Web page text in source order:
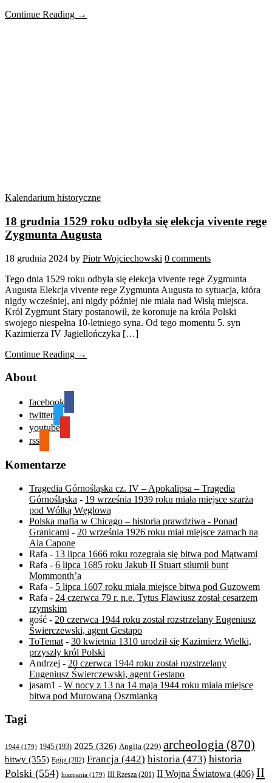
Continue Reading →
Kalendarium historyczne
18 grudnia 1529 roku odbyła się elekcja vivente rege
Zygmunta Augusta
18 grudnia 2024 by Piotr Wojciechowski 0 comments
Tego dnia 1529 roku odbyła się elekcja vivente rege Zygmunta
Augusta Elekcja vivente rege Zygmunta Augusta to sytuacja, która
nigdy wcześniej, ani nigdy później nie miała nad Wisłą miejsca.
Król Zygmunt Stary postanowił, że koronuje na króla Polski
swojego niespełna 10-letniego syna. Od tego momentu 5. syn
Kazimierza IV Jagiellończyka […]
Continue Reading →
About
facebook
twitter
youtube
rss
Komentarze
Tragedia Górnośląska cz. IV – Apokalipsa – Tragedia
Górnośląska - 19 września 1939 roku miała miejsce szarża
pod Wólką Węglową
Polska mafia w Chicago – historia prawdziwa - Ponad
Granicami - 20 września 1926 roku miał miejsce zamach na
Ala Capone
Rafa - 13 lipca 1666 roku rozegrała się bitwa pod Mątwami
Rafa - 6 lipca 1685 roku Jakub II Stuart stłumił bunt
Mommonth’a
Rafa - 5 lipca 1607 roku miała miejsce bitwa pod Guzowem
Rafa - 24 czerwca 79 r. n.e. Tytus Flawiusz został cesarzem
rzymskim
gość - 20 czerwca 1944 roku został rozstrzelany Eugeniusz
Świerczewski, agent Gestapo
ToTemat - 30 kwietnia 1310 urodził się Kazimierz Wielki,
przyszły król Polski
Andrzej - 20 czerwca 1944 roku został rozstrzelany
Eugeniusz Świerczewski, agent Gestapo
jasam1 - W nocy z 13 na 14 maja 1944 roku miała miejsce
bitwa pod Murowaną Oszmianką
Tagi
1944 (179) 1945 (193) 2025 (326) Anglia (229) archeologia (870)
bitwy (355) Egipt(202) Francja (442) historia (473) historia
Polski (554) hiszpania (179) III Rzesza (201) II Wojna Światowa (406) II